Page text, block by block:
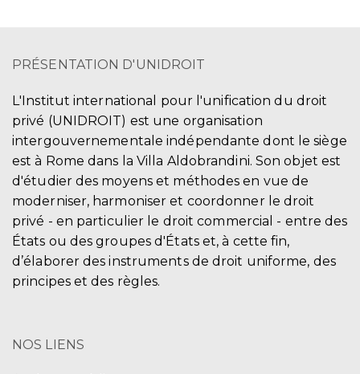
PRÉSENTATION D'UNIDROIT
L'Institut international pour l'unification du droit
privé (UNIDROIT) est une organisation
intergouvernementale indépendante dont le siège
est à Rome dans la Villa Aldobrandini. Son objet est
d'étudier des moyens et méthodes en vue de
moderniser, harmoniser et coordonner le droit
privé - en particulier le droit commercial - entre des
États ou des groupes d'États et, à cette fin,
d’élaborer des instruments de droit uniforme, des
principes et des règles.
NOS LIENS